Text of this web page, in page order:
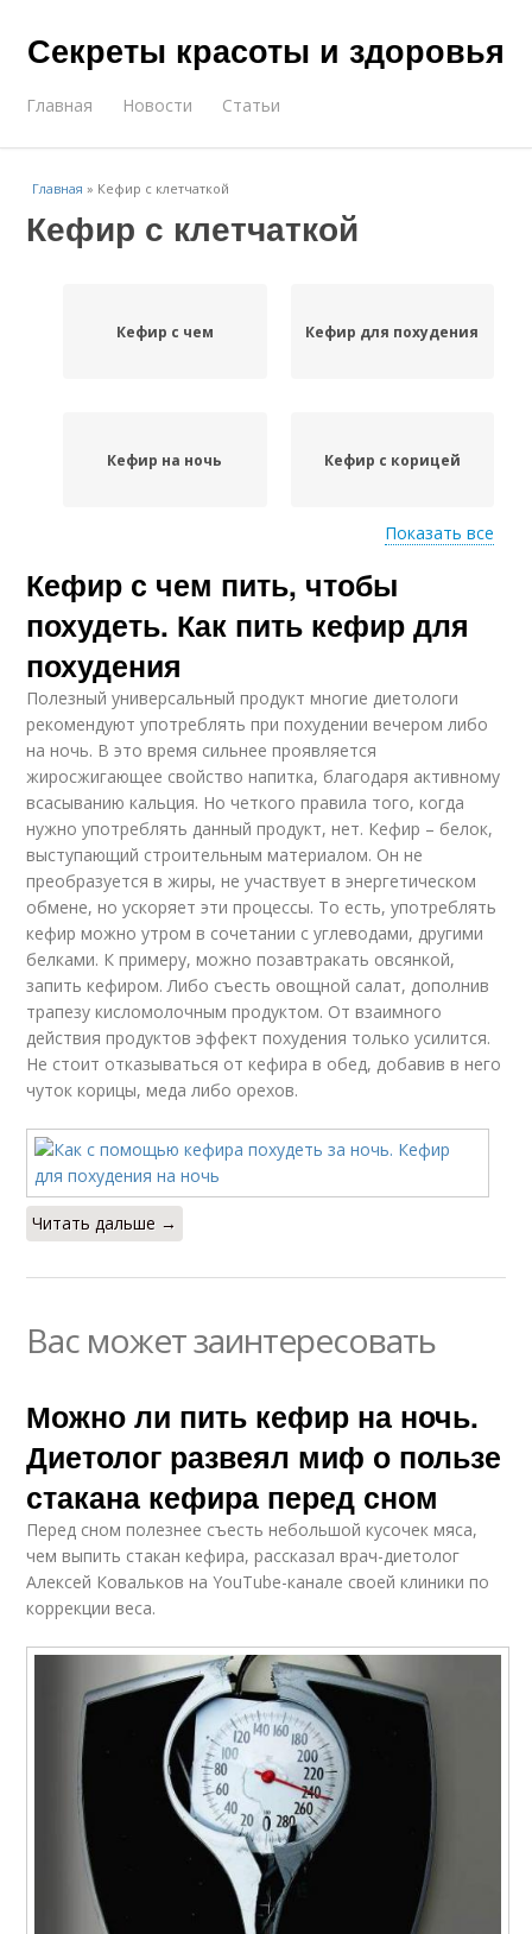
Секреты красоты и здоровья
Главная Новости Статьи
Главная » Кефир с клетчаткой
Кефир с клетчаткой
Кефир с чем Кефир для похудения
Кефир на ночь Кефир с корицей
Кефир с отрубями Кефир с черносливом
Кефир с чесноком Кефир с медом
Кефир с сахаром
Показать все
Кефир с чем пить, чтобы
похудеть. Как пить кефир для
похудения
Полезный универсальный продукт многие диетологи
рекомендуют употреблять при похудении вечером либо
на ночь. В это время сильнее проявляется
жиросжигающее свойство напитка, благодаря активному
всасыванию кальция. Но четкого правила того, когда
нужно употреблять данный продукт, нет. Кефир – белок,
выступающий строительным материалом. Он не
преобразуется в жиры, не участвует в энергетическом
обмене, но ускоряет эти процессы. То есть, употреблять
кефир можно утром в сочетании с углеводами, другими
белками. К примеру, можно позавтракать овсянкой,
запить кефиром. Либо съесть овощной салат, дополнив
трапезу кисломолочным продуктом. От взаимного
действия продуктов эффект похудения только усилится.
Не стоит отказываться от кефира в обед, добавив в него
чуток корицы, меда либо орехов.
Читать дальше →
Вас может заинтересовать
Можно ли пить кефир на ночь.
Диетолог развеял миф о пользе
стакана кефира перед сном
Перед сном полезнее съесть небольшой кусочек мяса,
чем выпить стакан кефира, рассказал врач-диетолог
Алексей Ковальков на YouTube-канале своей клиники по
коррекции веса.